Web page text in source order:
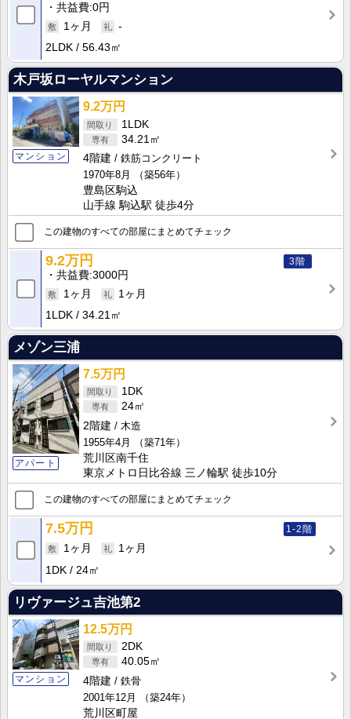
共益費 0円
1ヶ月
-
2LDK
56.43㎡
木戸坂ローヤルマンション
マンション
9.2万円
1LDK
34.21㎡
4階建
鉄筋コンクリート
1970年8月
（築56年）
豊島区駒込
山手線 駒込駅 徒歩4分
この建物のすべての部屋にまとめてチェック
3階
9.2万円
共益費 3000円
1ヶ月
1ヶ月
1LDK
34.21㎡
メゾン三浦
アパート
7.5万円
1DK
24㎡
2階建
木造
1955年4月
（築71年）
荒川区南千住
東京メトロ日比谷線 三ノ輪駅 徒歩10分
この建物のすべての部屋にまとめてチェック
1-2階
7.5万円
1ヶ月
1ヶ月
1DK
24㎡
リヴァージュ吉池第2
マンション
12.5万円
2DK
40.05㎡
4階建
鉄骨
2001年12月
（築24年）
荒川区町屋